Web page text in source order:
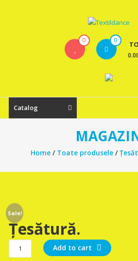
Textildance.md
0 0
Catalog
Home/ Toate produsele/
Sale!
Țesătură.
Țesătură.
quantity
Add to cart